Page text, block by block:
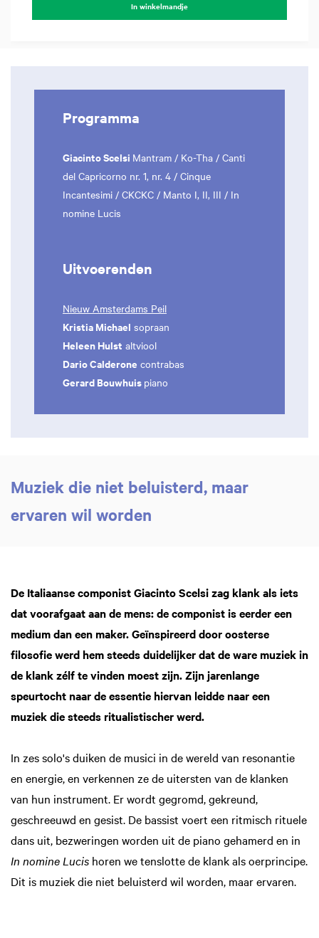
In winkelmandje
Programma
Giacinto Scelsi Mantram / Ko-Tha / Canti
del Capricorno nr. 1, nr. 4 / Cinque
Incantesimi / CKCKC / Manto I, II, III / In
nomine Lucis
Uitvoerenden
Nieuw Amsterdams Peil
Kristia Michael sopraan
Heleen Hulst altviool
Dario Calderone contrabas
Gerard Bouwhuis piano
Muziek die niet beluisterd, maar
ervaren wil worden
De Italiaanse componist Giacinto Scelsi zag klank als iets
dat voorafgaat aan de mens: de componist is eerder een
medium dan een maker. Geïnspireerd door oosterse
filosofie werd hem steeds duidelijker dat de ware muziek in
de klank zélf te vinden moest zijn. Zijn jarenlange
speurtocht naar de essentie hiervan leidde naar een
muziek die steeds ritualistischer werd.
In zes solo's duiken de musici in de wereld van resonantie
en energie, en verkennen ze de uitersten van de klanken
van hun instrument. Er wordt gegromd, gekreund,
geschreeuwd en gesist. De bassist voert een ritmisch rituele
dans uit, bezweringen worden uit de piano gehamerd en in
In nomine Lucis horen we tenslotte de klank als oerprincipe.
Dit is muziek die niet beluisterd wil worden, maar ervaren.